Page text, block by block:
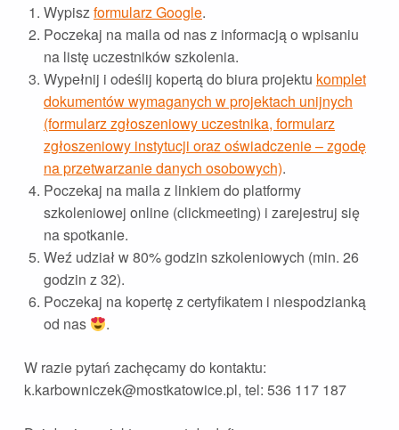
Wypiszformularz Google.
Poczekaj na maila od nas z informacją o wpisaniu
na listę uczestników szkolenia.
Wypełnij i odeślij kopertą do biura projektu komplet
dokumentów wymaganych w projektach unijnych
(formularz zgłoszeniowy uczestnika, formularz
zgłoszeniowy instytucji oraz oświadczenie – zgodę
na przetwarzanie danych osobowych).
Poczekaj na maila z linkiem do platformy
szkoleniowej online (clickmeeting) i zarejestruj się
na spotkanie.
Weź udział w 80% godzin szkoleniowych (min. 26
godzin z 32).
Poczekaj na kopertę z certyfikatem i niespodzianką
od nas
.
W razie pytań zachęcamy do kontaktu:
k.karbowniczek@mostkatowice.pl, tel: 536 117 187